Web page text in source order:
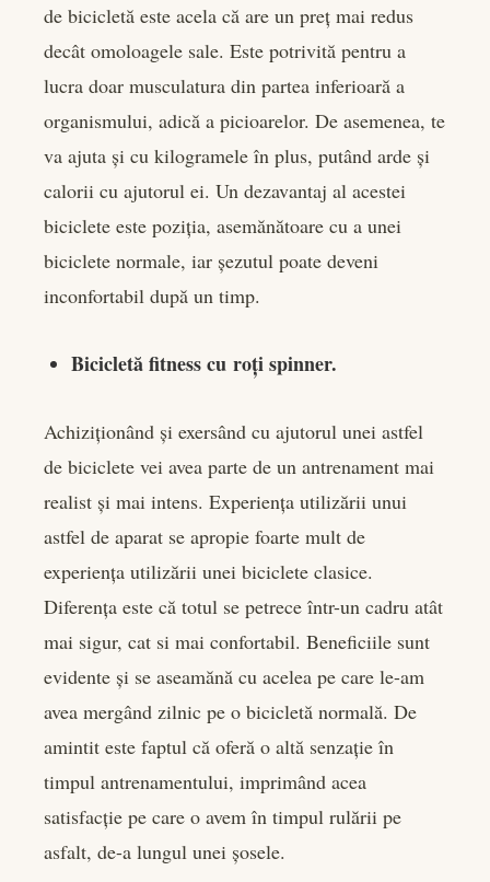
de bicicletă este acela că are un preț mai redus
decât omoloagele sale. Este potrivită pentru a
lucra doar musculatura din partea inferioară a
organismului, adică a picioarelor. De asemenea, te
va ajuta și cu kilogramele în plus, putând arde și
calorii cu ajutorul ei. Un dezavantaj al acestei
biciclete este poziția, asemănătoare cu a unei
biciclete normale, iar șezutul poate deveni
inconfortabil după un timp.
Bicicletă fitness cu roți spinner.
Achiziționând și exersând cu ajutorul unei astfel
de biciclete vei avea parte de un antrenament mai
realist și mai intens. Experiența utilizării unui
astfel de aparat se apropie foarte mult de
experiența utilizării unei biciclete clasice.
Diferența este că totul se petrece într-un cadru atât
mai sigur, cat si mai confortabil. Beneficiile sunt
evidente și se aseamănă cu acelea pe care le-am
avea mergând zilnic pe o bicicletă normală. De
amintit este faptul că oferă o altă senzație în
timpul antrenamentului, imprimând acea
satisfacție pe care o avem în timpul rulării pe
asfalt, de-a lungul unei șosele.